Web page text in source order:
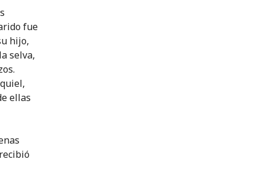
fue
hijo,
selva,
ellas